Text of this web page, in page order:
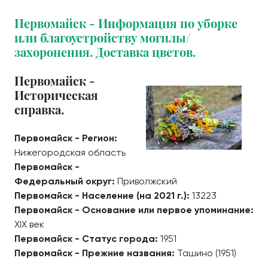
Первомайск - Информация по уборке
или благоустройству могилы/
захоронения. Доставка цветов.
Первомайск -
Историческая
справка.
Первомайск - Регион:
Нижегородская область
Первомайск -
Федеральный округ: Приволжский
Первомайск - Население (на 2021 г.): 13223
Первомайск - Основание или первое упоминание:
XIX век
Первомайск - Статус города: 1951
Первомайск - Прежние названия: Ташино (1951)